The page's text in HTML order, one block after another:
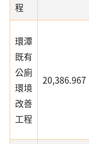
程
環潭
既有
公廁
環境
改善
工程
20,386.967